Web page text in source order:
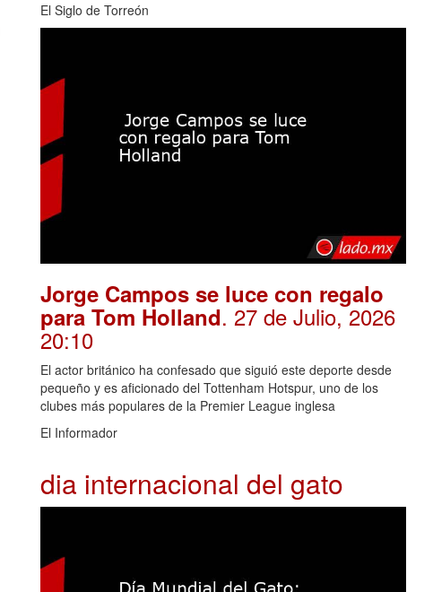
El Siglo de Torreón
Jorge Campos se luce con regalo
para Tom Holland. 27 de Julio, 2026
20:10
El actor británico ha confesado que siguió este deporte desde
pequeño y es aficionado del Tottenham Hotspur, uno de los
clubes más populares de la Premier League inglesa
El Informador
dia internacional del gato